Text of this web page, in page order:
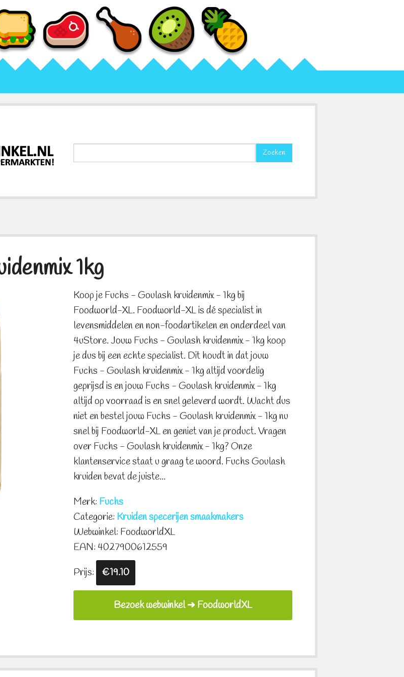
Zoeken
1kg
Koop je Fuchs - Goulash kruidenmix - 1kg bij
Foodworld-XL. Foodworld-XL is dé specialist in
levensmiddelen en non-foodartikelen en onderdeel van
4uStore. Jouw Fuchs - Goulash kruidenmix - 1kg koop
je dus bij een echte specialist. Dit houdt in dat jouw
Fuchs - Goulash kruidenmix - 1kg altijd voordelig
geprijsd is en jouw Fuchs - Goulash kruidenmix - 1kg
altijd op voorraad is en snel geleverd wordt. Wacht dus
niet en bestel jouw Fuchs - Goulash kruidenmix - 1kg nu
snel bij Foodworld-XL en geniet van je product. Vragen
over Fuchs - Goulash kruidenmix - 1kg? Onze
klantenservice staat u graag te woord. Fuchs Goulash
kruiden bevat de juiste...
Merk: Fuchs
Categorie: Kruiden specerijen smaakmakers
Webwinkel: FoodworldXL
EAN: 4027900612559
Prijs:
€19.10
Bezoek webwinkel ➜ FoodworldXL